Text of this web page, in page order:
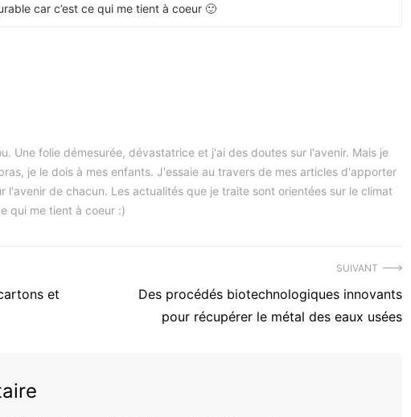
car c’est ce qui me tient à coeur 🙂
Une folie démesurée, dévastatrice et j'ai des doutes sur l'avenir. Mais je
je le dois à mes enfants. J'essaie au travers de mes articles d'apporter
l'avenir de chacun. Les actualités que je traite sont orientées sur le climat
qui me tient à coeur :)
et
SUIVANT
ArticleDes procédés biotechnologiques innovants
pour récupérer le métal des eaux usées